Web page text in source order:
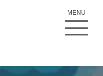
MENU